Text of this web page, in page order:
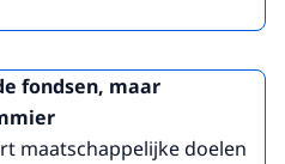
fondsen, maar
maatschappelijke doelen